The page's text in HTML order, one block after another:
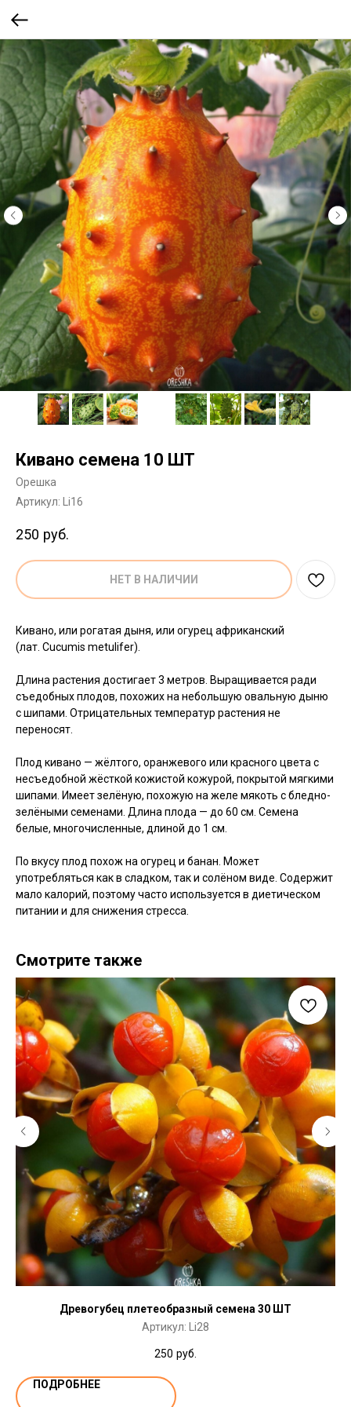
Кивано семена 10 ШТ
Орешка
Артикул:
Li16
250 руб.
НЕТ В НАЛИЧИИ
Кивано, или рогатая дыня, или огурец африканский
(лат. Cucumis metulifer).
Длина растения достигает 3 метров. Выращивается ради
съедобных плодов, похожих на небольшую овальную дыню
с шипами. Отрицательных температур растения не
переносят.
Плод кивано — жёлтого, оранжевого или красного цвета с
несъедобной жёсткой кожистой кожурой, покрытой мягкими
шипами. Имеет зелёную, похожую на желе мякоть с бледно-
зелёными семенами. Длина плода — до 60 см. Семена
белые, многочисленные, длиной до 1 см.
По вкусу плод похож на огурец и банан. Может
употребляться как в сладком, так и солёном виде. Содержит
мало калорий, поэтому часто используется в диетическом
питании и для снижения стресса.
Смотрите также
Древогубец плетеобразный семена 30 ШТ
Артикул: Li28
250 руб.
ПОДРОБНЕЕ